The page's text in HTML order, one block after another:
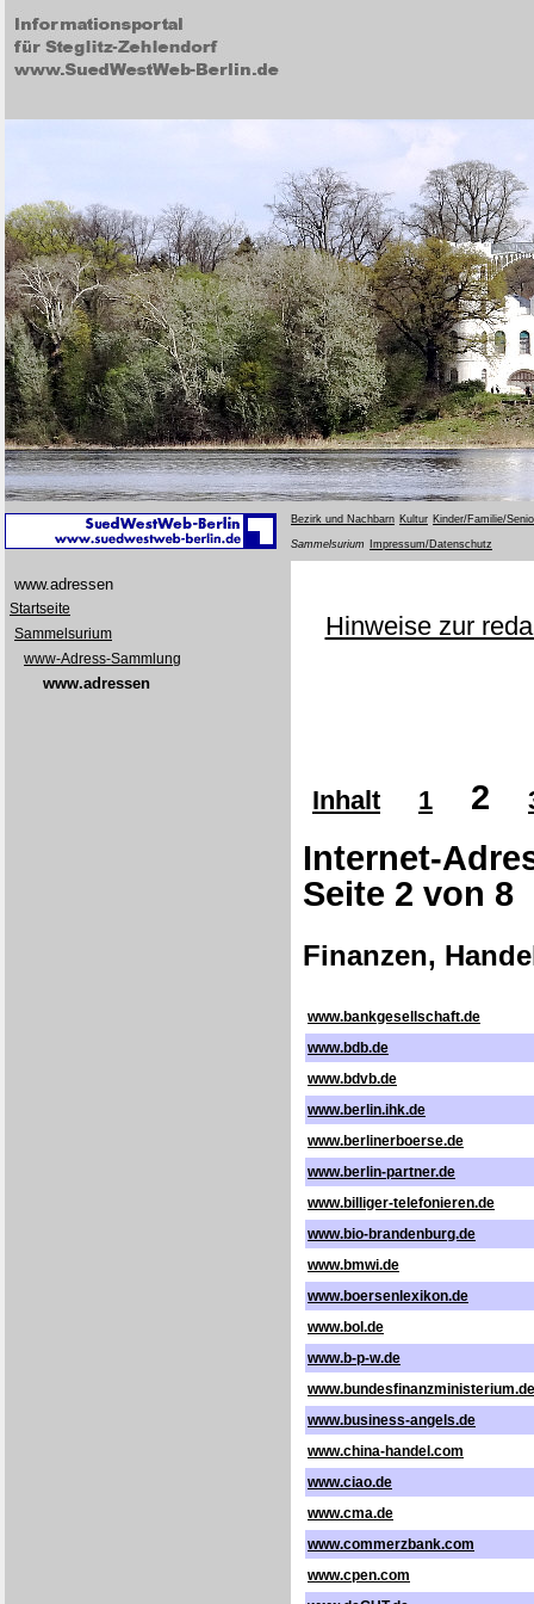
Bezirk und Nachbarn Kultur Kinder/Familie/
Sammelsurium Impressum/Datenschutz
www.adressen
Startseite
Sammelsurium
www-Adress-Sammlung
www.adressen
Hinweise zur
Inhalt 1 2
Internet-
Seite 2 von 8
Finanzen,
www.bankgesellschaft.de
www.bdb.de
www.bdvb.de
www.berlin.ihk.de
www.berlinerboerse.de
www.berlin-partner.de
www.billiger-telefonieren.de
www.bio-brandenburg.de
www.bmwi.de
www.boersenlexikon.de
www.bol.de
www.b-p-w.de
www.bundesfinanzministerium.de
www.business-angels.de
www.china-handel.com
www.ciao.de
www.cma.de
www.commerzbank.com
www.cpen.com